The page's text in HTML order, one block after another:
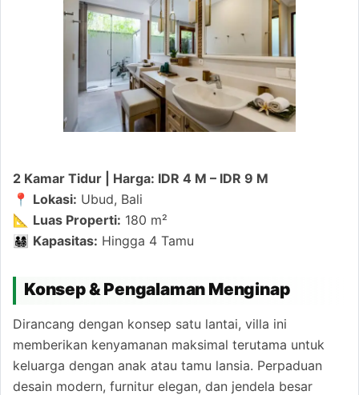
2 Kamar Tidur | Harga: IDR 4 M – IDR 9 M
📍 Lokasi: Ubud, Bali
📐 Luas Properti: 180 m²
👨‍👩‍👧‍👦 Kapasitas: Hingga 4 Tamu
Konsep & Pengalaman Menginap
Dirancang dengan konsep satu lantai, villa ini
memberikan kenyamanan maksimal terutama untuk
keluarga dengan anak atau tamu lansia. Perpaduan
desain modern, furnitur elegan, dan jendela besar